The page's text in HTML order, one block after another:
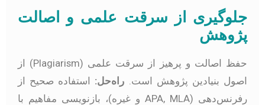
جلوگیری از سرقت علمی و اصالت
پژوهش
حفظ اصالت و پرهیز از سرقت علمی (Plagiarism) از
بنیادین پژوهش است.راه‌حل:استفاده صحیح از
رفرنس‌دهی (APA, MLA و غیره)، بازنویسی مفاهیم با